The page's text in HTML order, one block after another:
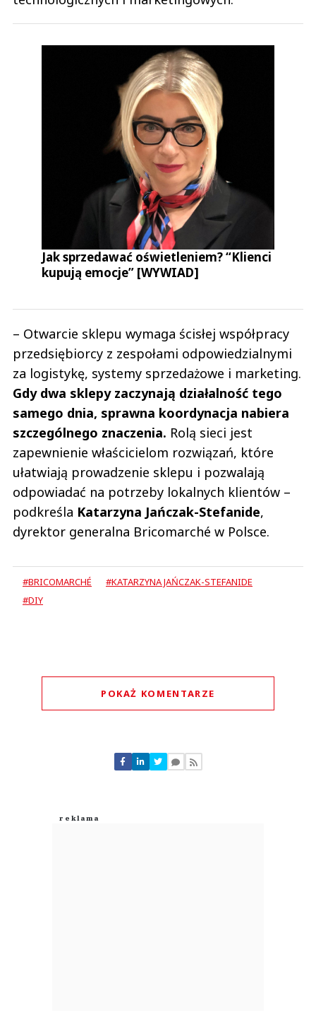
Jak sprzedawać oświetleniem? “Klienci
kupują emocje” [WYWIAD]
– Otwarcie sklepu wymaga ścisłej współpracy
przedsiębiorcy z zespołami odpowiedzialnymi
za logistykę, systemy sprzedażowe i marketing.
Gdy dwa sklepy zaczynają działalność tego
samego dnia, sprawna koordynacja nabiera
szczególnego znaczenia. Rolą sieci jest
zapewnienie właścicielom rozwiązań, które
ułatwiają prowadzenie sklepu i pozwalają
odpowiadać na potrzeby lokalnych klientów –
podkreśla Katarzyna Jańczak-Stefanide,
dyrektor generalna Bricomarché w Polsce.
#BRICOMARCHÉ
#KATARZYNA JAŃCZAK-STEFANIDE
#DIY
POKAŻ KOMENTARZE
Nie znaleziono komentarzy
Zostaw swoje komentarze